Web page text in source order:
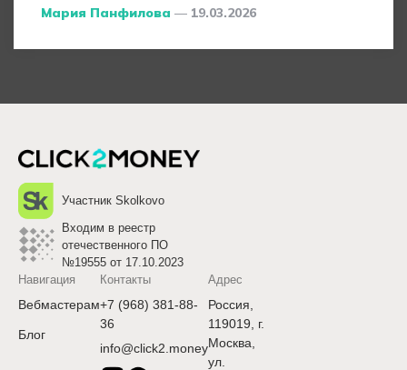
Posted
Мария Панфилова 19.03.2026
Участник Skolkovo
Входим в реестр
отечественного ПО
№19555 от 17.10.2023
Навигация
Вебмастерам
Блог
Контакты
+7 (968) 381-88-
36
info@click2.money
Адрес
Россия,
119019, г.
Москва,
ул.